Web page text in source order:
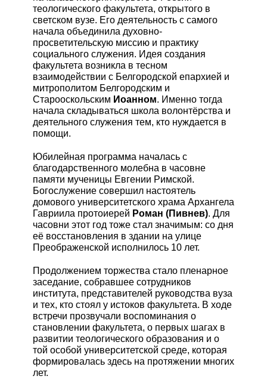
КОНТАКТЫ
теологического факультета, открытого в
светском вузе. Его деятельность с самого
начала объединила духовно-
просветительскую миссию и практику
социального служения. Идея создания
факультета возникла в тесном
взаимодействии с Белгородской епархией и
митрополитом Белгородским и
Старооскольским Иоанном. Именно тогда
начала складываться школа волонтёрства и
деятельного служения тем, кто нуждается в
помощи.
Юбилейная программа началась с
благодарственного молебна в часовне
памяти мученицы Евгении Римской.
Богослужение совершил настоятель
домового университетского храма Архангела
Гавриила протоиерей Роман (Пивнев). Для
часовни этот год тоже стал значимым: со дня
её восстановления в здании на улице
Преображенской исполнилось 10 лет.
Продолжением торжества стало пленарное
заседание, собравшее сотрудников
института, представителей руководства вуза
и тех, кто стоял у истоков факультета. В ходе
встречи прозвучали воспоминания о
становлении факультета, о первых шагах в
развитии теологического образования и о
той особой университетской среде, которая
формировалась здесь на протяжении многих
лет.